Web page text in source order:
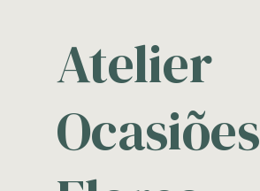
Atelier
Ocasiões